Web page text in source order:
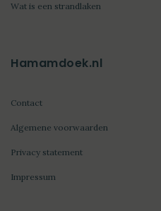
Wat is een strandlaken
Hamamdoek.nl
Contact
Algemene voorwaarden
Privacy statement
Impressum